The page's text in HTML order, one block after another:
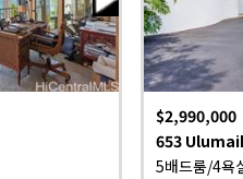
$2,990,000
653
5배드룸/4욕